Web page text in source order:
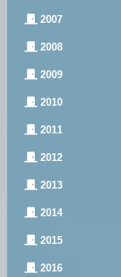
2007
2008
2009
2010
2011
2012
2013
2014
2015
2016